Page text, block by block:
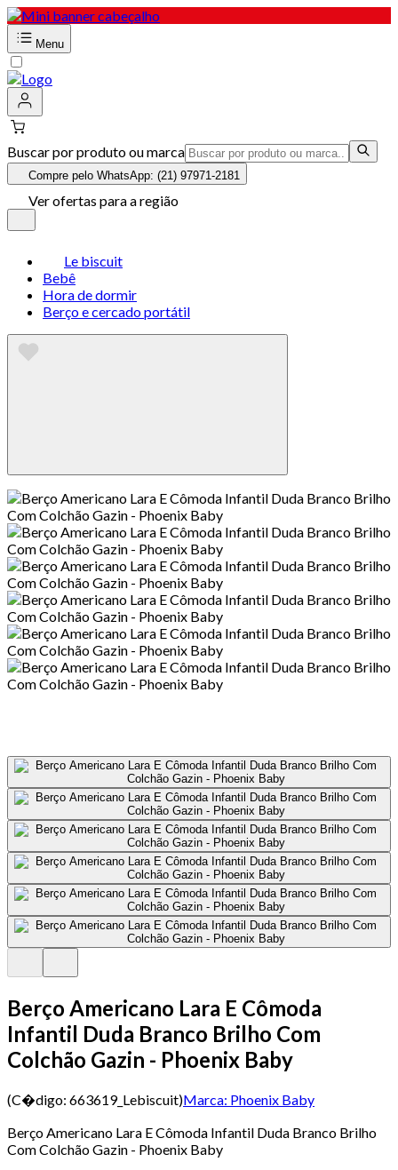
Menu
Buscar por produto ou marca
Compre pelo WhatsApp: (21) 97971-2181
Ver ofertas para a região
Le biscuit
Bebê
Hora de dormir
Berço e cercado portátil
Berço Americano Lara E Cômoda
Infantil Duda Branco Brilho Com
Colchão Gazin - Phoenix Baby
(C�digo: 663619_Lebiscuit)Marca: Phoenix Baby
Berço Americano Lara E Cômoda Infantil Duda Branco Brilho
Com Colchão Gazin - Phoenix Baby